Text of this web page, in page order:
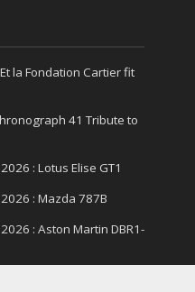
la Fondation Cartier fit
41 Tribute to
: Lotus Elise GT1
: Mazda 787B
: Aston Martin DBR1-